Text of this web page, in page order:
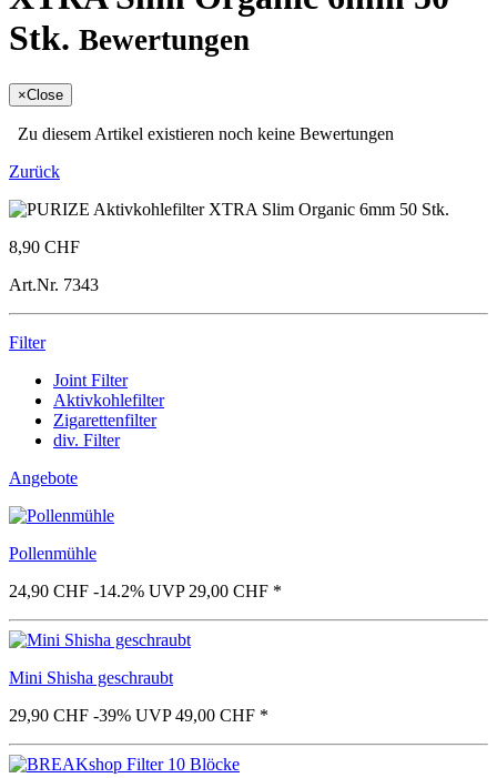
Stk. Bewertungen
×Close
Zu diesem Artikel existieren noch keine Bewertungen
Zurück
8,90 CHF
Art.Nr. 7343
Filter
Joint Filter
Aktivkohlefilter
Zigarettenfilter
div. Filter
Angebote
Pollenmühle
24,90 CHF -14.2% UVP 29,00 CHF *
Mini Shisha geschraubt
29,90 CHF -39% UVP 49,00 CHF *